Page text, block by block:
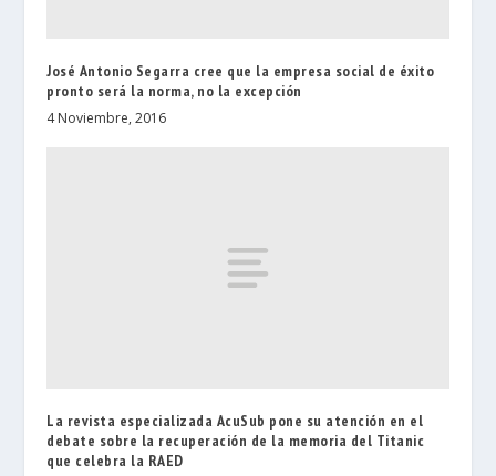
José Antonio Segarra cree que la empresa social de éxito
pronto será la norma, no la excepción
4 Noviembre, 2016
La revista especializada AcuSub pone su atención en el
debate sobre la recuperación de la memoria del Titanic
que celebra la RAED